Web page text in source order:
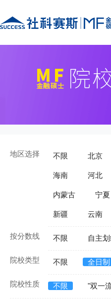
地区选择 不限 北京
海南 河北
内蒙古 宁夏
新疆 云南
按分数线 不限 自主
院校类型 不限 全日制
院校性质 不限 "双一